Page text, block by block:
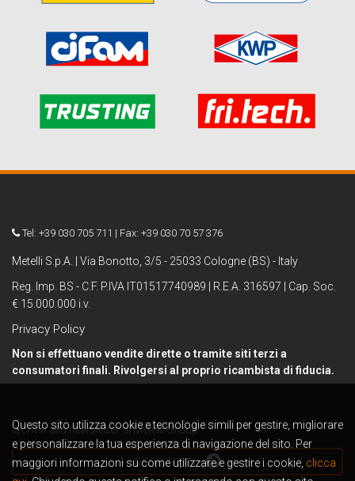
Tel: +39 030 705 711 | Fax: +39 030 70 57 376
Metelli S.p.A. | Via Bonotto, 3/5 - 25033 Cologne (BS) - Italy
Reg. Imp. BS - C.F. P.IVA IT01517740989 | R.E.A. 316597 | Cap. Soc.
€ 15.000.000 i.v.
Privacy Policy
Non si effettuano vendite dirette o tramite siti terzi a
consumatori finali. Rivolgersi al proprio ricambista di fiducia.
Iscriviti alla newsletter di Metelli Group
REGISTRATI
Questo sito utilizza cookie e tecnologie simili per gestire, migliorare
e personalizzare la tua esperienza di navigazione del sito. Per
maggiori informazioni su come utilizzare e gestire i cookie, clicca